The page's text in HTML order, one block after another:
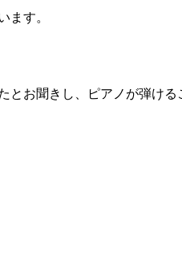
ます。
お聞きし、ピアノが弾ける